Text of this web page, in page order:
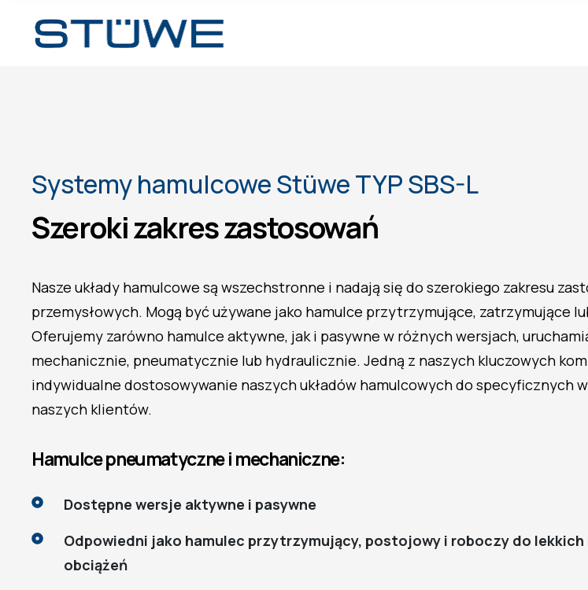
Systemy hamulcowe Stüwe TYP SBS-L
Szeroki zakres zastosowań
Nasze układy hamulcowe są wszechstronne i nadają się do szerokiego zakresu
przemysłowych. Mogą być używane jako hamulce przytrzymujące, zatrzymujące
Oferujemy zarówno hamulce aktywne, jak i pasywne w różnych wersjach,
mechanicznie, pneumatycznie lub hydraulicznie. Jedną z naszych kluczowych
indywidualne dostosowywanie naszych układów hamulcowych do specyficznych
naszych klientów.
Hamulce pneumatyczne i mechaniczne:
Dostępne wersje aktywne i pasywne
Odpowiedni jako hamulec przytrzymujący, postojowy i roboczy do lekkich
obciążeń